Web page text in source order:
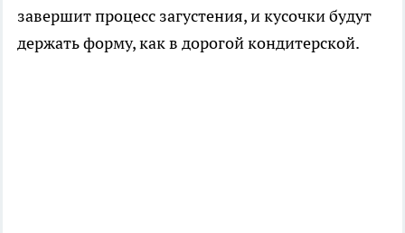
завершит процесс загустения, и кусочки будут
держать форму, как в дорогой кондитерской.